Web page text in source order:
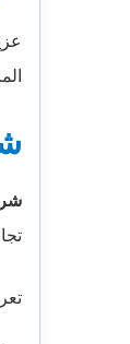
تجاوزت 15 عام في هذا